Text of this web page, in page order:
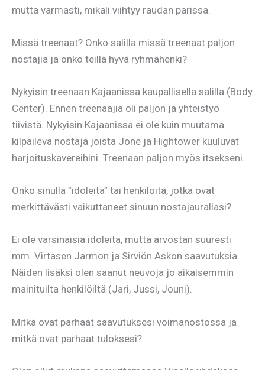
mutta varmasti, mikäli viihtyy raudan parissa.
Missä treenaat? Onko salilla missä treenaat paljon
nostajia ja onko teillä hyvä ryhmähenki?
Nykyisin treenaan Kajaanissa kaupallisella salilla (Body
Center). Ennen treenaajia oli paljon ja yhteistyö
tiivistä. Nykyisin Kajaanissa ei ole kuin muutama
kilpaileva nostaja joista Jone ja Hightower kuuluvat
harjoituskavereihini. Treenaan paljon myös itsekseni.
Onko sinulla ”idoleita” tai henkilöitä, jotka ovat
merkittävästi vaikuttaneet sinuun nostajaurallasi?
Ei ole varsinaisia idoleita, mutta arvostan suuresti
mm. Virtasen Jarmon ja Sirviön Askon saavutuksia.
Näiden lisäksi olen saanut neuvoja jo aikaisemmin
mainituilta henkilöiltä (Jari, Jussi, Jouni).
Mitkä ovat parhaat saavutuksesi voimanostossa ja
mitkä ovat parhaat tuloksesi?